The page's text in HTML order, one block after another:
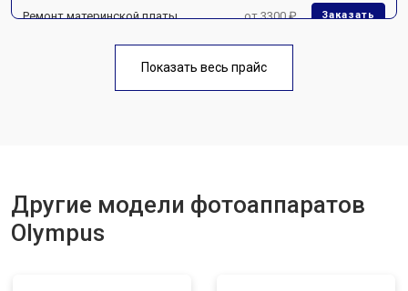
Ремонт материнской платы от 3300 ₽ Заказать
Показать весь прайс
Другие модели фотоаппаратов
Olympus